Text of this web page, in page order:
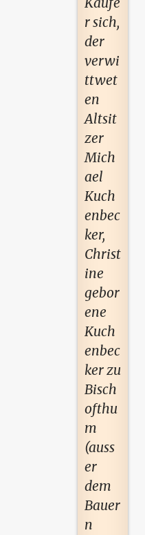
r sich,
der
verwi
ttwet
en
Altsit
zer
Mich
ael
Kuch
enbec
ker,
Christ
ine
gebor
ene
Kuch
enbec
ker zu
Bisch
ofthu
m
(auss
er
dem
Bauer
n